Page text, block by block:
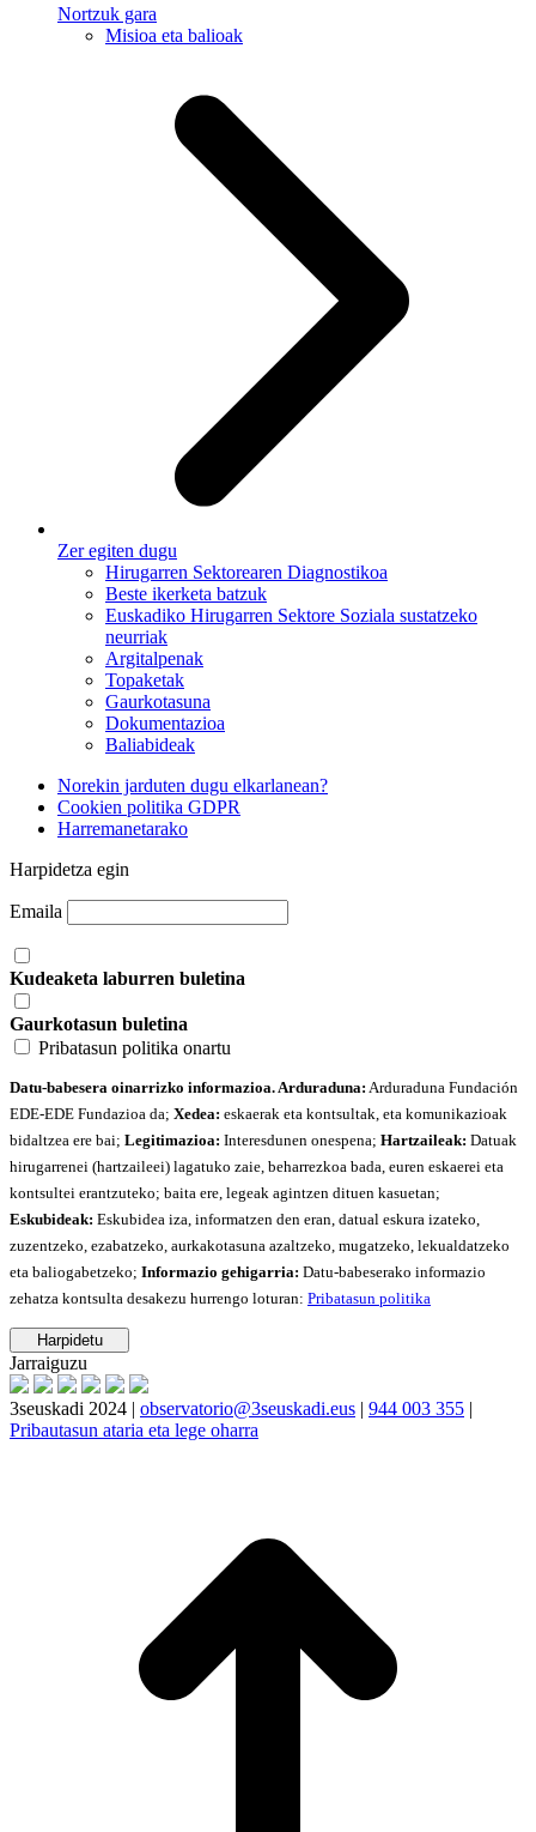
Nortzuk gara
Misioa eta balioak
Zer egiten dugu
Hirugarren Sektorearen Diagnostikoa
Beste ikerketa batzuk
Euskadiko Hirugarren Sektore Soziala sustatzeko
neurriak
Argitalpenak
Topaketak
Gaurkotasuna
Dokumentazioa
Baliabideak
Norekin jarduten dugu elkarlanean?
Cookien politika GDPR
Harremanetarako
Harpidetza egin
Emaila
Kudeaketa laburren buletina
Gaurkotasun buletina
Pribatasun politika onartu
Datu-babesera oinarrizko informazioa. Arduraduna: Arduraduna Fundación
EDE-EDE Fundazioa da; Xedea: eskaerak eta kontsultak, eta komunikazioak
bidaltzea ere bai; Legitimazioa: Interesdunen onespena; Hartzaileak: Datuak
hirugarrenei (hartzaileei) lagatuko zaie, beharrezkoa bada, euren eskaerei eta
kontsultei erantzuteko; baita ere, legeak agintzen dituen kasuetan;
Eskubideak: Eskubidea iza, informatzen den eran, datual eskura izateko,
zuzentzeko, ezabatzeko, aurkakotasuna azaltzeko, mugatzeko, lekualdatzeko
eta baliogabetzeko; Informazio gehigarria: Datu-babeserako informazio
zehatza kontsulta desakezu hurrengo loturan: Pribatasun politika
Jarraiguzu
3seuskadi 2024 | observatorio@3seuskadi.eus | 944 003 355 |
Pribautasun ataria eta lege oharra